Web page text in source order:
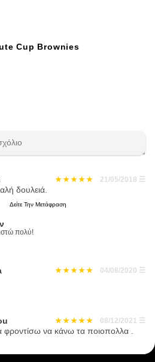
Cup Brownies
21/05/2018 ☰
δουλειά.
Δείτε Την Μετάφραση
πολύ!
04/08/2020 ☰
08/12/2021 ☰
φροντίσω να κάνω τα ποιοπολλα .